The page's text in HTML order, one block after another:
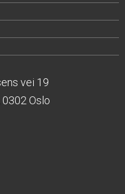
vei 19
Oslo